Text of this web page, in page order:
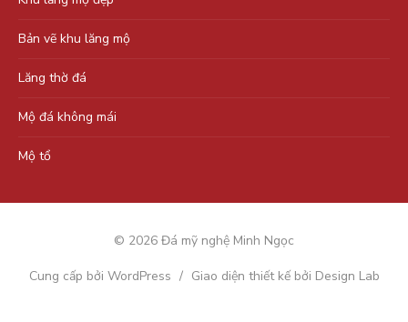
Bản vẽ khu lăng mộ
Lăng thờ đá
Mộ đá không mái
Mộ tổ
© 2026 Đá mỹ nghệ Minh Ngọc
Cung cấp bởi WordPress / Giao diện thiết kế bởi Design Lab